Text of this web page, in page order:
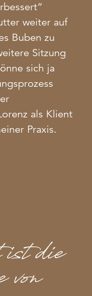
weiter auf
Buben zu
Sitzung
sich ja
als Klient
Praxis.
die
von